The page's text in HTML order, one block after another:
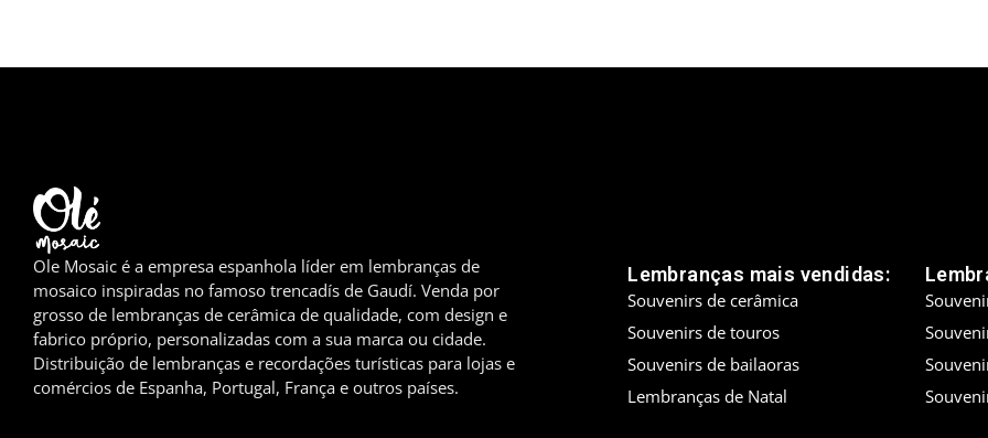
Ole Mosaic é a empresa espanhola líder em lembranças de
mosaico inspiradas no famoso trencadís de Gaudí. Venda por
grosso de lembranças de cerâmica de qualidade, com design e
fabrico próprio, personalizadas com a sua marca ou cidade.
Distribuição de lembranças e recordações turísticas para lojas e
comércios de Espanha, Portugal, França e outros países.
Lembranças mais vendidas:
Souvenirs de cerâmica
Souvenirs de touros
Souvenirs de bailaoras
Lembranças de Natal